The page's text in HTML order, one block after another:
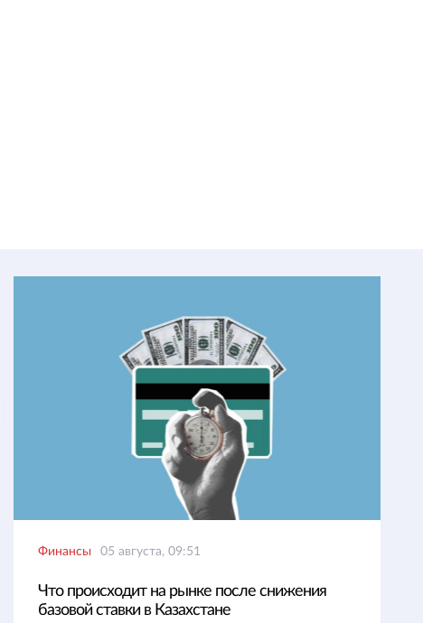
Финансы 05 августа, 09:51
Что происходит на рынке после снижения
базовой ставки в Казахстане